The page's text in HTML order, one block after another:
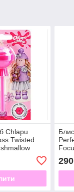
Chlapu
Twisted
290